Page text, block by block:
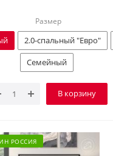
Размер
2.0-спальный "Евро"
Семейный
В корзину
РОССИЯ